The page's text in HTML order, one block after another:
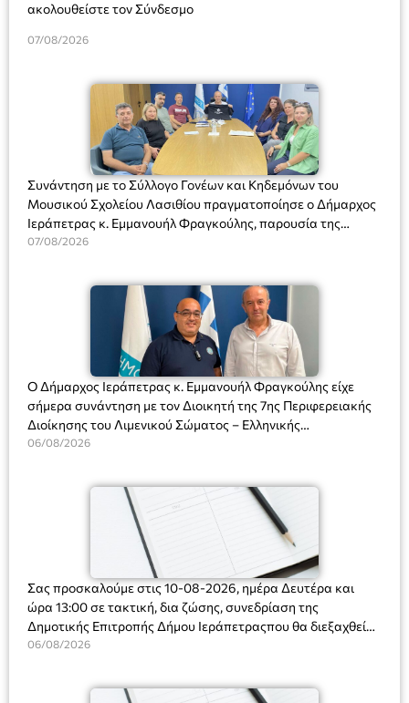
ακολουθείστε τον Σύνδεσμο
07/08/2026
Συνάντηση με το Σύλλογο Γονέων και Κηδεμόνων του
Μουσικού Σχολείου Λασιθίου πραγματοποίησε ο Δήμαρχος
Ιεράπετρας κ. Εμμανουήλ Φραγκούλης, παρουσία της
Διευθύντριας του σχολείου κας Μαριάννας Χαΐτα.
07/08/2026
Ο Δήμαρχος Ιεράπετρας κ. Εμμανουήλ Φραγκούλης είχε
σήμερα συνάντηση με τον Διοικητή της 7ης Περιφερειακής
Διοίκησης του Λιμενικού Σώματος – Ελληνικής
Ακτοφυλακής (Λ.Σ.-ΕΛ.ΑΚΤ.), Αρχιπλοίαρχο Λ.Σ. κ. Ιωάννη
06/08/2026
Σας προσκαλούμε στις 10-08-2026, ημέρα Δευτέρα και
ώρα 13:00 σε τακτική, δια ζώσης, συνεδρίαση της
Δημοτικής Επιτροπής Δήμου Ιεράπετραςπου θα διεξαχθεί
στο Δημοτικό Κατάστημα, Δημοκρατίας 31 στην αίθουσα
και λήψη αποφάσεων στα παρακάτω θέματα:
06/08/2026